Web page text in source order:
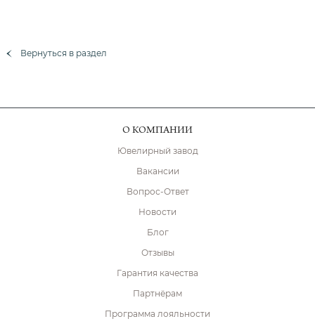
Вернуться в раздел
О КОМПАНИИ
Ювелирный завод
Вакансии
Вопрос-Ответ
Новости
Блог
Отзывы
Гарантия качества
Партнёрам
Программа лояльности